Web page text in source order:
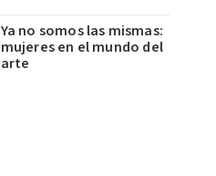
Ya no somos las mismas:
mujeres en el mundo del
arte